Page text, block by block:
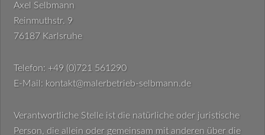
Axel Selbmann
Reinmuthstr. 9
76187 Karlsruhe
Telefon: +49 (0)721 561290
E-Mail: kontakt@malerbetrieb-selbmann.de
Verantwortliche Stelle ist die natürliche oder juristische
Person, die allein oder gemeinsam mit anderen über die